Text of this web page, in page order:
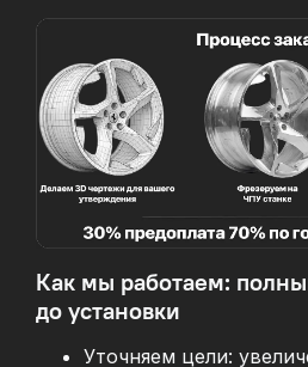
Как мы работаем:
до установки
Уточняем цели: